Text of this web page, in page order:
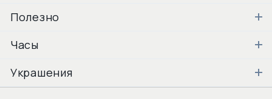
Полезно
Часы
Украшения